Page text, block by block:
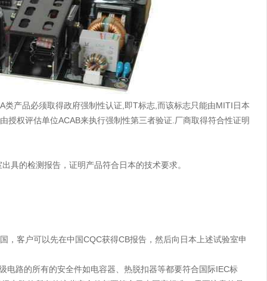
品必须取得政府强制性认证,即T标志,而该标志只能由MITI日本
授权评估单位ACAB来执行强制性第三者验证.厂商取得符合性证明
的检测报告，证明产品符合日本的技术要求。
客户可以先在中国CQC获得CB报告，然后向日本上述试验室申
路的所有的安全件如电容器、热脱扣器等都要符合国际IEC标